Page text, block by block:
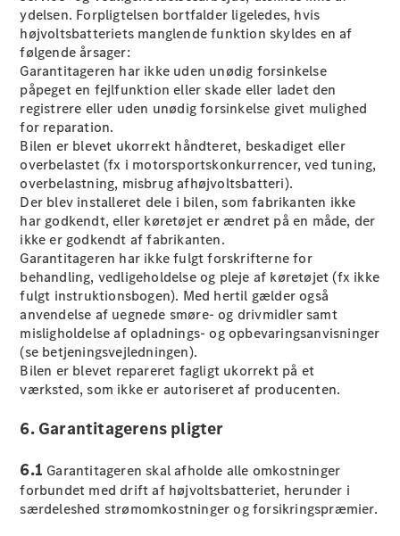
Coupé
Mercedes-
AMG GT
4-dørs
coupé
Elektrisk
Konfigurator
Mercedes-
Benz Online
Showroom
Cabriolet / Roadster
Cabriolets /
Roadsters
CLE
Cabriolet
Mercedes-
AMG SL
ydelsen. Forpligtelsen bortfalder ligeledes, hvis
højvoltsbatteriets manglende funktion skyldes en af
følgende årsager:
Garantitageren har ikke uden unødig forsinkelse
påpeget en fejlfunktion eller skade eller ladet den
registrere eller uden unødig forsinkelse givet mulighed
for reparation.
Bilen er blevet ukorrekt håndteret, beskadiget eller
overbelastet (fx i motorsportskonkurrencer, ved tuning,
overbelastning, misbrug afhøjvoltsbatteri).
Der blev installeret dele i bilen, som fabrikanten ikke
har godkendt, eller køretøjet er ændret på en måde, der
ikke er godkendt af fabrikanten.
Garantitageren har ikke fulgt forskrifterne for
behandling, vedligeholdelse og pleje af køretøjet (fx ikke
fulgt instruktionsbogen). Med hertil gælder også
anvendelse af uegnede smøre- og drivmidler samt
misligholdelse af opladnings- og opbevaringsanvisninger
(se betjeningsvejledningen).
Bilen er blevet repareret fagligt ukorrekt på et
værksted, som ikke er autoriseret af producenten.
6. Garantitagerens pligter
6.1 Garantitageren skal afholde alle omkostninger
forbundet med drift af højvoltsbatteriet, herunder i
særdeleshed strømomkostninger og forsikringspræmier.